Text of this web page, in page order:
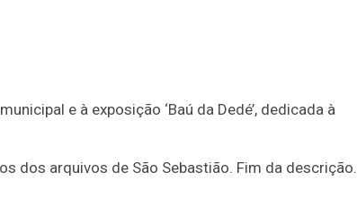
e à exposição ‘Baú da Dedé’, dedicada à
dos arquivos de São Sebastião. Fim da descrição.